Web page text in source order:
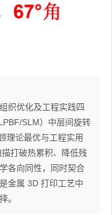
织优化及工程实践四
SLM）中层间旋转
理论最优与工程实用
打破热累积、降低残
各向同性，同时契合
金属 3D 打印工艺中
。